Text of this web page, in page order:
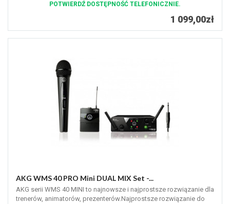
POTWIERDŹ DOSTĘPNOŚĆ TELEFONICZNIE.
1 099,00zł
AKG WMS 40 PRO Mini DUAL MIX Set -...
AKG serii WMS 40 MINI to najnowsze i najprostsze rozwiązanie dla
trenerów, animatorów, prezenterów.Najprostsze rozwiązanie do